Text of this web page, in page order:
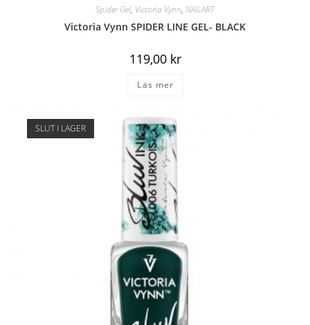
Spider Gel, Victoria Vynn, NAILART
Victoria Vynn SPIDER LINE GEL- BLACK
119,00 kr
Läs mer
SLUT I LAGER